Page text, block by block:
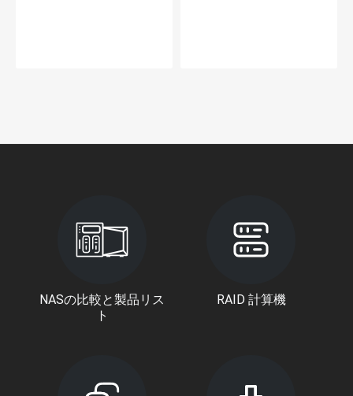
NASの比較と製品リス
ト
RAID 計算機